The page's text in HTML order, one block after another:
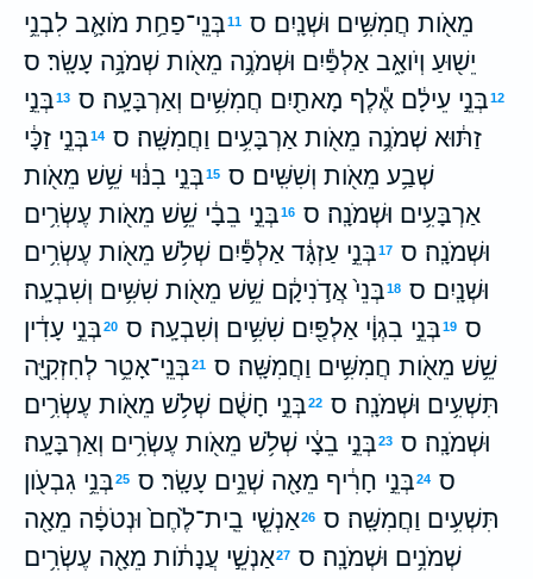
מֵאֹ֖ות חֲמִשִּׁ֥ים וּשְׁנָֽיִם׃ ס 11בְּנֵֽי־פַחַ֥ת מֹואָ֛ב לִבְנֵ֥י
יֵשׁ֖וּעַ וְיֹואָ֑ב אַלְפַּ֕יִם וּשְׁמֹנֶ֥ה מֵאֹ֖ות שְׁמֹנָ֥ה עָשָֽׂר׃ ס
12בְּנֵ֣י עֵילָ֔ם אֶ֕לֶף מָאתַ֖יִם חֲמִשִּׁ֥ים וְאַרְבָּעָֽה׃ ס 13בְּנֵ֣י
זַתּ֔וּא שְׁמֹנֶ֥ה מֵאֹ֖ות אַרְבָּעִ֥ים וַחֲמִשָּֽׁה׃ ס 14בְּנֵ֣י זַכָּ֔י
שְׁבַ֥ע מֵאֹ֖ות וְשִׁשִּֽׁים׃ ס 15בְּנֵ֣י בִנּ֔וּי שֵׁ֥שׁ מֵאֹ֖ות
אַרְבָּעִ֥ים וּשְׁמֹנָֽה׃ ס 16בְּנֵ֣י בֵבָ֔י שֵׁ֥שׁ מֵאֹ֖ות עֶשְׂרִ֥ים
וּשְׁמֹנָֽה׃ ס 17בְּנֵ֣י עַזְגָּ֔ד אַלְפַּ֕יִם שְׁלֹ֥שׁ מֵאֹ֖ות עֶשְׂרִ֥ים
וּשְׁנָֽיִם׃ ס 18בְּנֵי֙ אֲדֹ֣נִיקָ֔ם שֵׁ֥שׁ מֵאֹ֖ות שִׁשִּׁ֥ים וְשִׁבְעָֽה׃
ס 19בְּנֵ֣י בִגְוָ֔י אַלְפַּ֖יִם שִׁשִּׁ֥ים וְשִׁבְעָֽה׃ ס 20בְּנֵ֣י עָדִ֔ין
שֵׁ֥שׁ מֵאֹ֖ות חֲמִשִּׁ֥ים וַחֲמִשָּֽׁה׃ ס 21בְּנֵֽי־אָטֵ֥ר לְחִזְקִיָּ֖ה
תִּשְׁעִ֥ים וּשְׁמֹנָֽה׃ ס 22בְּנֵ֣י חָשֻׁ֔ם שְׁלֹ֥שׁ מֵאֹ֖ות עֶשְׂרִ֥ים
וּשְׁמֹנָֽה׃ ס 23בְּנֵ֣י בֵצָ֔י שְׁלֹ֥שׁ מֵאֹ֖ות עֶשְׂרִ֥ים וְאַרְבָּעָֽה׃
ס 24בְּנֵ֣י חָרִ֔יף מֵאָ֖ה שְׁנֵ֥ים עָשָֽׂר׃ ס 25בְּנֵ֥י גִבְעֹ֖ון
תִּשְׁעִ֥ים וַחֲמִשָּֽׁה׃ ס 26אַנְשֵׁ֤י בֵֽית־לֶ֙חֶם֙ וּנְטֹפָ֔ה מֵאָ֖ה
שְׁמֹנִ֥ים וּשְׁמֹנָֽה׃ ס 27אַנְשֵׁ֣י עֲנָתֹ֔ות מֵאָ֖ה עֶשְׂרִ֥ים